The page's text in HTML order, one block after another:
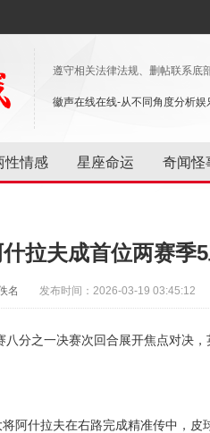
遵守相关法律法规、删帖联系底
徽声在线在线-从不同角度分析娱
性情感 星座命运 奇闻怪
拉夫成首位两赛季
名 发布时间：2026-03-19 03:45:12
分之一决赛次回合展开焦点对决
阿什拉夫在右路完成精准传中，皮